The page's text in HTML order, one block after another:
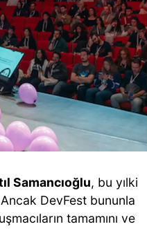
Samancıoğlu, bu yılki
DevFest bununla
tamamını ve